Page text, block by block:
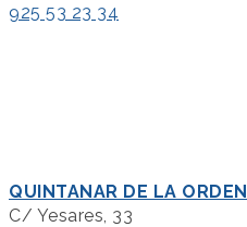
925 53 23 34
QUINTANAR DE LA ORDEN
C/ Yesares, 33